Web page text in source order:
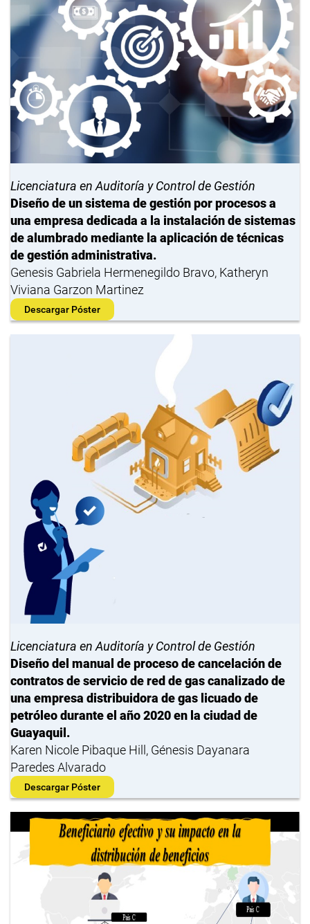
Licenciatura en Auditoría y Control de Gestión
Diseño de un sistema de gestión por procesos a
una empresa dedicada a la instalación de sistemas
de alumbrado mediante la aplicación de técnicas
de gestión administrativa.
Genesis Gabriela Hermenegildo Bravo, Katheryn
Viviana Garzon Martinez
Descargar Póster
Licenciatura en Auditoría y Control de Gestión
Diseño del manual de proceso de cancelación de
contratos de servicio de red de gas canalizado de
una empresa distribuidora de gas licuado de
petróleo durante el año 2020 en la ciudad de
Guayaquil.
Karen Nicole Pibaque Hill, Génesis Dayanara
Paredes Alvarado
Descargar Póster